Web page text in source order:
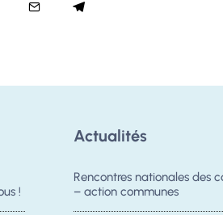
!
Actualités
Rencontres nationales des
– action communes